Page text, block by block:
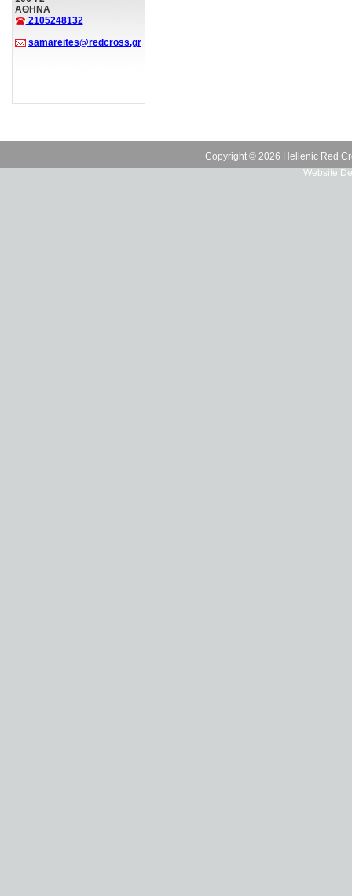
ΑΘΗΝΑ
2105248132
samareites@redcross.gr
Copyright © 2026 Hellenic Red
Website